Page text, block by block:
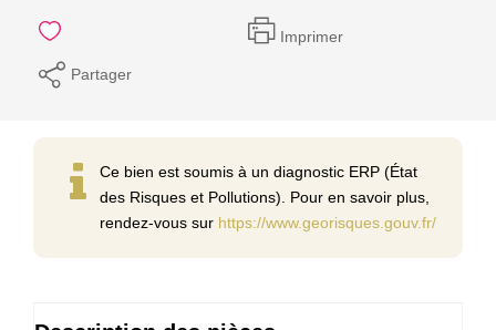
Imprimer
Partager
Ce bien est soumis à un diagnostic ERP (État
des Risques et Pollutions). Pour en savoir plus,
rendez-vous sur https://www.georisques.gouv.fr/